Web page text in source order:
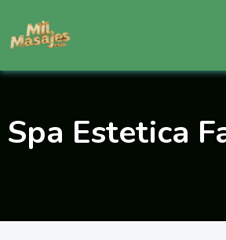
contenido
Spa Estetica